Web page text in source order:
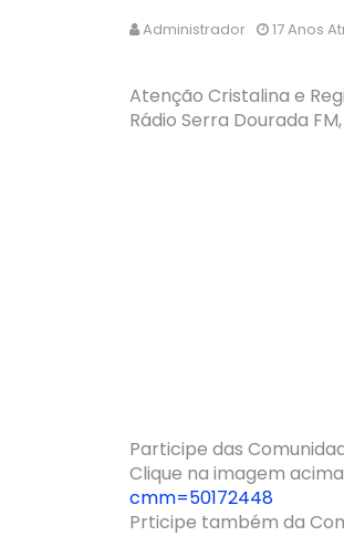
Administrador 17 Anos
Atenção Cristalina e
Rádio Serra Dourada
Participe das
Clique na imagem
cmm=50172448
Prticipe também da